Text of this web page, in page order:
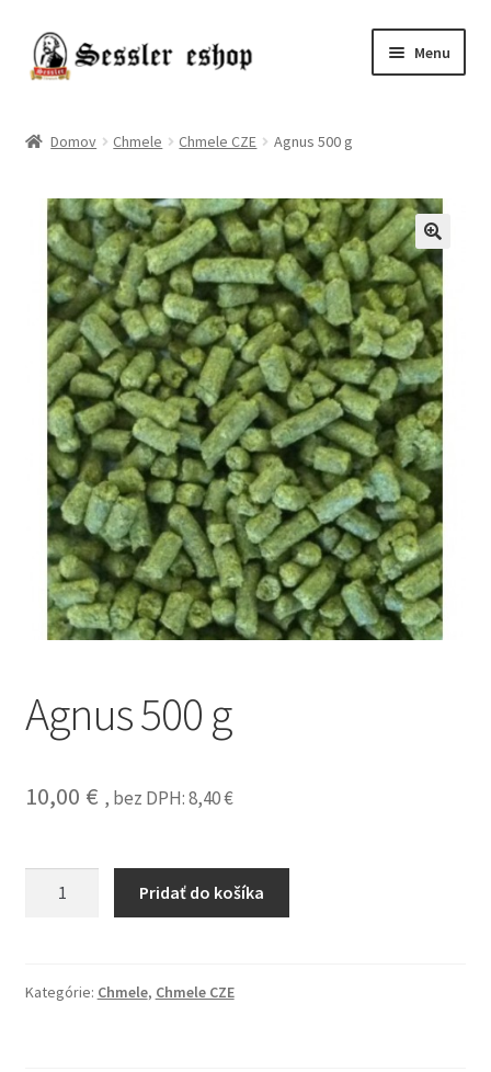
Menu
Slady
Pivo
Príslušenstvo
Destiláty
Poukazy
Domov Chmele Chmele CZE Agnus 500 g
Agnus 500 g
10,00 € , bez DPH:8,40€
Pridať do košíka
Kategórie: Chmele, Chmele CZE